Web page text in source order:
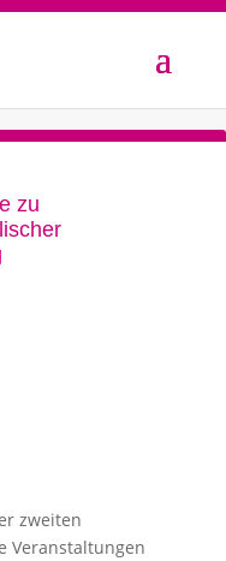
zu
zweiten
Veranstaltungen